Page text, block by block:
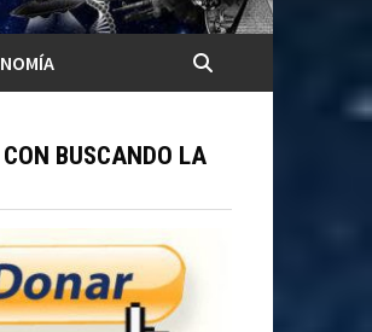
BUSCANDO LA